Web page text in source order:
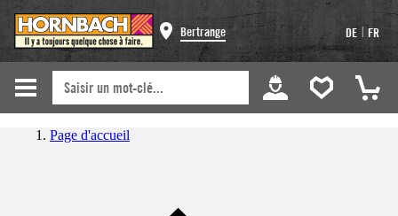
Bertrange DE | FR
Page d'accueil